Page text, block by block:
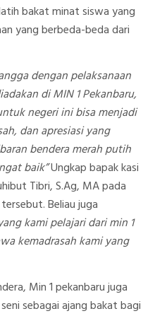
bakat minat siswa yang
yang berbeda-beda dari
dengan pelaksanaan
di MIN 1 Pekanbaru,
negeri ini bisa menjadi
dan apresiasi yang
bendera merah putih
baik”Ungkap bapak kasi
Tibri, S.Ag, MA pada
Beliau juga
kami pelajari dari min 1
kemadrasah kami yang
Min 1 pekanbaru juga
sebagai ajang bakat bagi